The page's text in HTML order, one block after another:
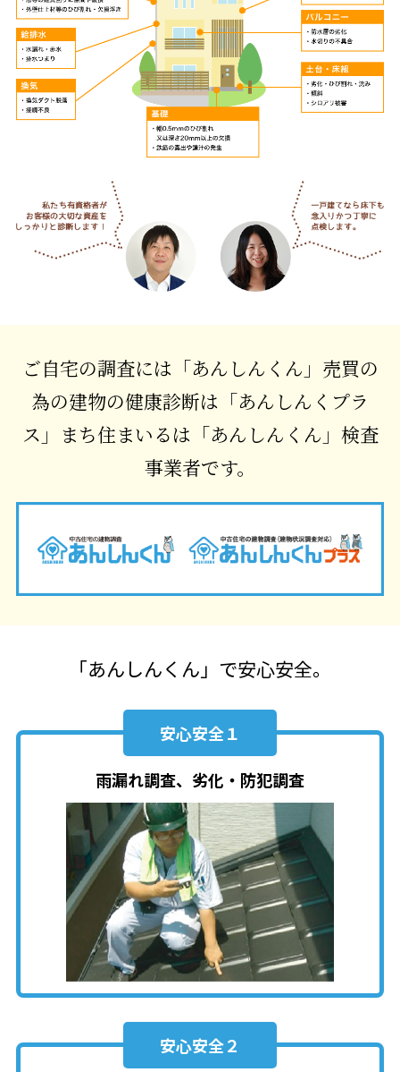
ご自宅の調査には「あんしんくん」 売買の
為の建物の健康診断は「あんしんくプラ
ス」 まち住まいるは「あんしんくん」検査
事業者です。
「あんしんくん」で安心安全。
安心安全１
雨漏れ調査、劣化・防犯調査
安心安全２